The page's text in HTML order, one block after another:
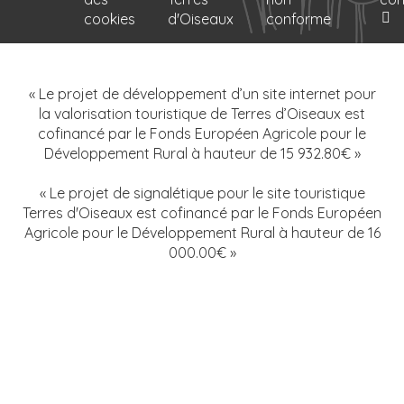
cookies
d'Oiseaux
conforme
« Le projet de développement d’un site internet pour
la valorisation touristique de Terres d’Oiseaux est
cofinancé par le Fonds Européen Agricole pour le
Développement Rural à hauteur de 15 932.80€ »
« Le projet de signalétique pour le site touristique
Terres d'Oiseaux est cofinancé par le Fonds Européen
Agricole pour le Développement Rural à hauteur de 16
000.00€ »